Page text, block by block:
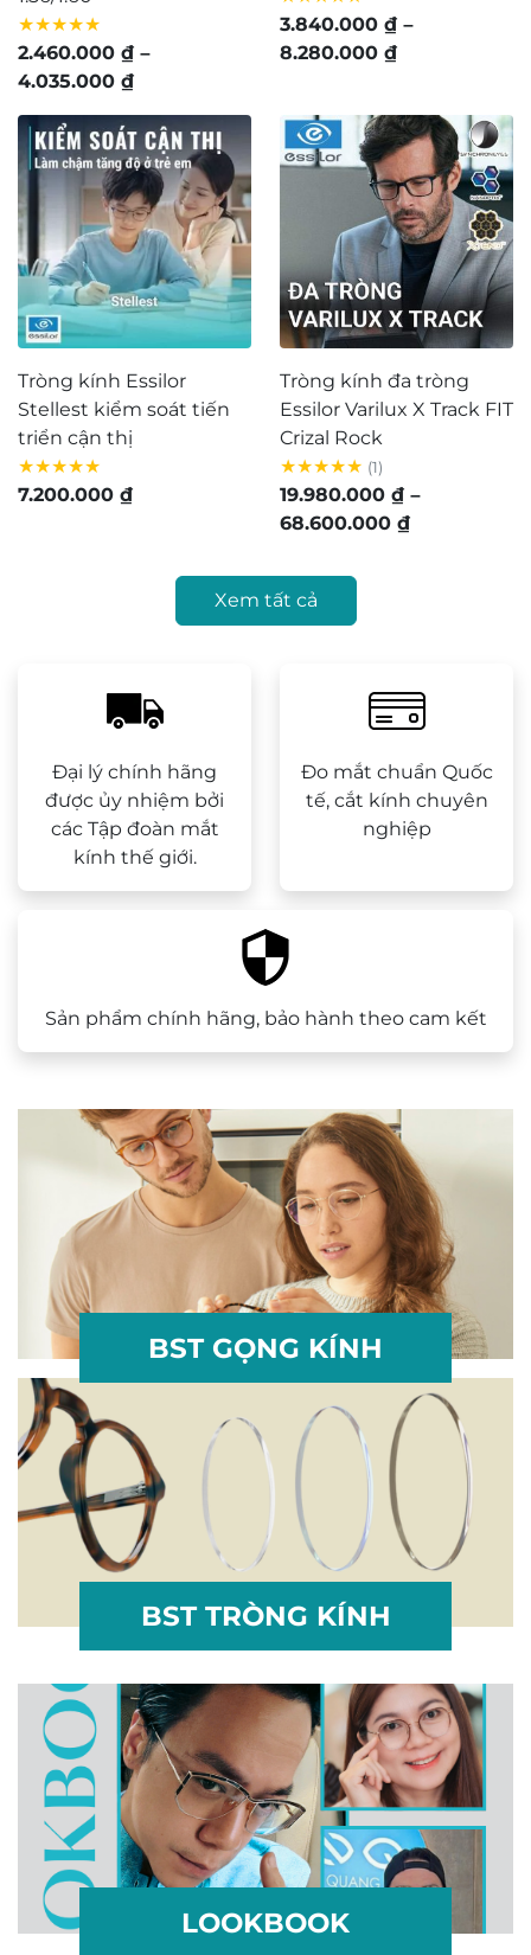
★★★★★
2.460.000 ₫ –
4.035.000 ₫Khoảng
từ
2.460.000 ₫
đến
4.035.000 ₫
3.840.000 ₫ –
8.280.000 ₫Khoảng
3.840.000 ₫
đến
8.280.000 ₫
Tròng kính Essilor
Stellest kiểm soát tiến
triển cận thị
★★★★★
7.200.000 ₫
Tròng kính đa tròng
Essilor Varilux X Track FIT
Crizal Rock
★★★★★ (1)
19.980.000 ₫ –
68.600.000 ₫Khoảng
Xem tất cả
Đại lý chính hãng
được ủy nhiệm bởi
các Tập đoàn mắt
kính thế giới.
Đo mắt chuẩn Quốc
tế, cắt kính chuyên
nghiệp
Sản phẩm chính hãng, bảo hành theo cam kết
BST GỌNG KÍNH
BST TRÒNG KÍNH
LOOKBOOK